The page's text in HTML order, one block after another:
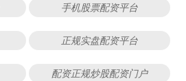
手机股票配资平台
正规实盘配资平台
配资正规炒股配资门户